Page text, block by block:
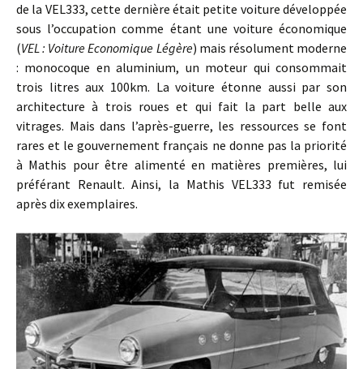
de la VEL333, cette dernière était petite voiture développée
sous l’occupation comme étant une voiture économique
(VEL : Voiture Economique Légère) mais résolument moderne
: monocoque en aluminium, un moteur qui consommait
trois litres aux 100km. La voiture étonne aussi par son
architecture à trois roues et qui fait la part belle aux
vitrages. Mais dans l’après-guerre, les ressources se font
rares et le gouvernement français ne donne pas la priorité
à Mathis pour être alimenté en matières premières, lui
préférant Renault. Ainsi, la Mathis VEL333 fut remisée
après dix exemplaires.